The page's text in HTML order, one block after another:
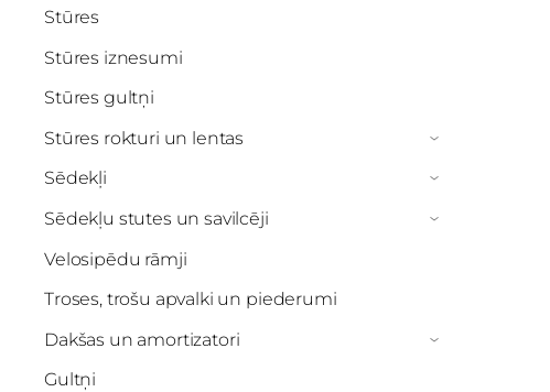
Stūres
Stūres iznesumi
Stūres gultņi
Stūres rokturi un lentas
›
Sēdekļi ›
Sēdekļu stutes un savilcēji ›
Velosipēdu rāmji
Troses, trošu apvalki un piederumi
Dakšas un amortizatori
›
Gultņi